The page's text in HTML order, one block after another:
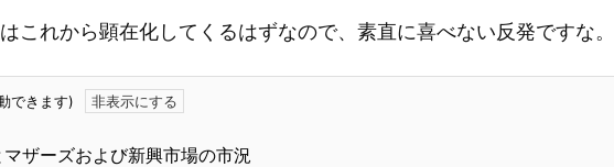
これから顕在化してくるはずなので、素直に喜べない反発ですな。
できます)
ザーズおよび新興市場の市況